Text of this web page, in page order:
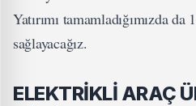
Yatırımı tamamladığımızda
sağlayacağız.
ELEKTRİKLİ ARAÇ